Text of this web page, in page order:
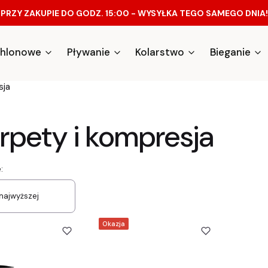
PRZY ZAKUPIE DO GODZ. 15:00 - WYSYŁKA TEGO SAMEGO DNIA!
Pływanie Kolarstwo Bieganie
i kompresja
Okazja